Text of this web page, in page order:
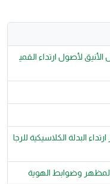
لأصول ارتداء القمي
البدلة الكلاسيكية للرجا
وضوابط الهوية